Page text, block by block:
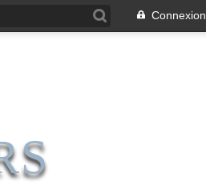
Connexion